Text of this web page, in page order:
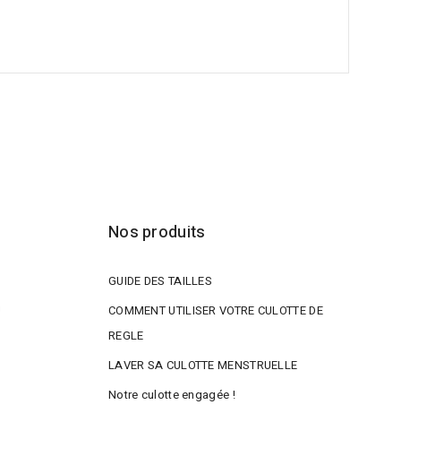
Nos produits
GUIDE DES TAILLES
COMMENT UTILISER VOTRE CULOTTE DE
REGLE
LAVER SA CULOTTE MENSTRUELLE
Notre culotte engagée !